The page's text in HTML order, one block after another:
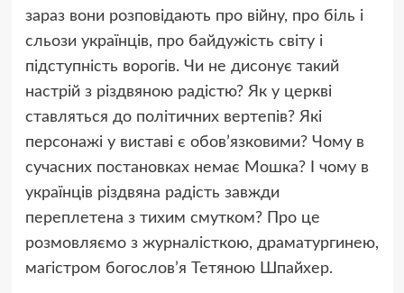
зараз вони розповідають про війну, про біль і
сльози українців, про байдужість світу і
підступність ворогів. Чи не дисонує такий
настрій з різдвяною радістю? Як у церкві
ставляться до політичних вертепів? Які
персонажі у виставі є обов’язковими? Чому в
сучасних постановках немає Мошка? І чому в
українців різдвяна радість завжди
переплетена з тихим смутком? Про це
розмовляємо з журналісткою, драматургинею,
магістром богослов’я Тетяною Шпайхер.